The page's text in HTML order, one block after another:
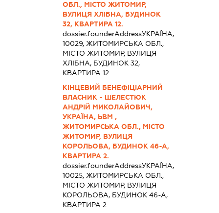
ОБЛ., МІСТО ЖИТОМИР,
ВУЛИЦЯ ХЛІБНА, БУДИНОК
32, КВАРТИРА 12.
dossier.founderAddressУКРАЇНА,
10029, ЖИТОМИРСЬКА ОБЛ.,
МІСТО ЖИТОМИР, ВУЛИЦЯ
ХЛІБНА, БУДИНОК 32,
КВАРТИРА 12
КІНЦЕВИЙ БЕНЕФІЦІАРНИЙ
ВЛАСНИК - ШЕЛЕСТЮК
АНДРІЙ МИКОЛАЙОВИЧ,
УКРАЇНА, ЬВМ ,
ЖИТОМИРСЬКА ОБЛ., МІСТО
ЖИТОМИР, ВУЛИЦЯ
КОРОЛЬОВА, БУДИНОК 46-А,
КВАРТИРА 2.
dossier.founderAddressУКРАЇНА,
10025, ЖИТОМИРСЬКА ОБЛ.,
МІСТО ЖИТОМИР, ВУЛИЦЯ
КОРОЛЬОВА, БУДИНОК 46-А,
КВАРТИРА 2